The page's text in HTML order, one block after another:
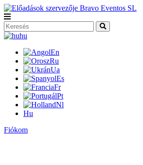
hu
En
Ru
Ua
Es
Fr
Pt
Nl
Hu
Fiókom